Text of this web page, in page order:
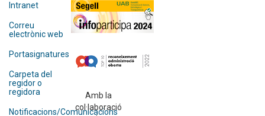
Intranet
Correu
electrònic web
Portasignatures
Carpeta del
regidor o
regidora
Notificacions/Comunicacions
Amb la
col·laboració